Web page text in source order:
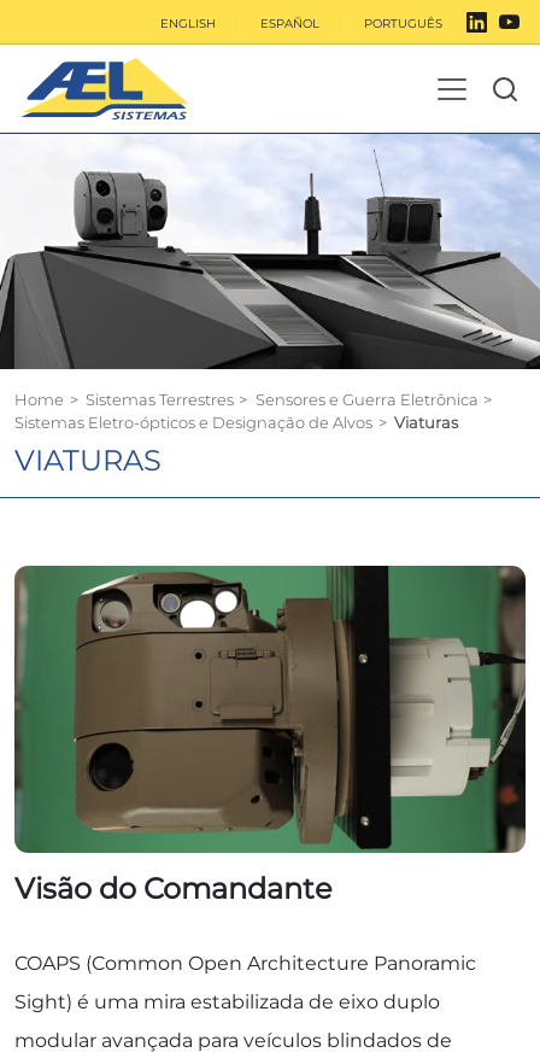
ENGLISH ESPAÑOL PORTUGUÊS
Home > Sistemas Terrestres> Sensores e Guerra Eletrônica >
Sistemas Eletro-ópticos e Designação de Alvos > Viaturas
VIATURAS
Visão do Comandante
COAPS (Common Open Architecture Panoramic
Sight) é uma mira estabilizada de eixo duplo
modular avançada para veículos blindados de